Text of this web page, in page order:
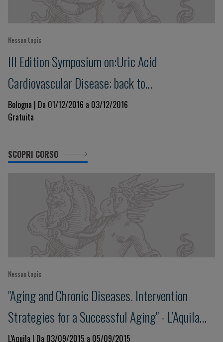
Nessun topic
III Edition Symposium on:Uric Acid
Cardiovascular Disease: back to
pathophysiology
Bologna | Da 01/12/2016 a 03/12/2016
Gratuita
SCOPRI CORSO
Nessun topic
"Aging and Chronic Diseases. Intervention
Strategies for a Successful Aging" - L’Aquila
Award for Research on Successful Aging
L’Aquila | Da 03/09/2015 a 05/09/2015